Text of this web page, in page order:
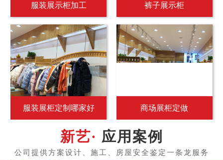
服装展示柜加工 裤子展示柜
服装展柜定制哪家好 商场展柜定做
应用案例